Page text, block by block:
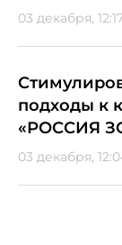
03 декабря,
подходы к
«РОССИЯ
03 декабря,